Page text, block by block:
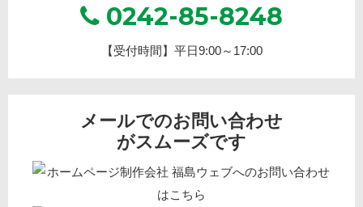
0242-85-8248
【受付時間】平日9:00～17:00
メールでのお問い合わせ
がスムーズです